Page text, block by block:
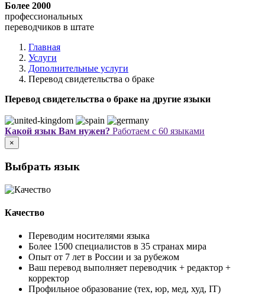
Более 2000
профессиональных
переводчиков в штате
Главная
Услуги
Дополнительные услуги
Перевод свидетельства о браке
Перевод свидетельства о браке на другие языки
Какой язык Вам нужен? Работаем с 60 языками
×
Выбрать язык
Качество
Переводим носителями языка
Более 1500 специалистов в 35 странах мира
Опыт от 7 лет в России и за рубежом
Ваш перевод выполняет переводчик + редактор +
корректор
Профильное образование (тех, юр, мед, худ, IT)